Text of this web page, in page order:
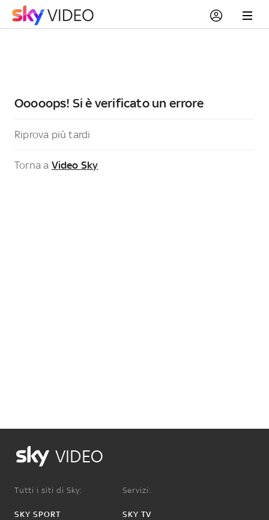
Ooooops! Si è verificato un errore
Riprova più tardi
Torna a Video Sky
VIDEO
Tutti i siti di Sky:
SKY SPORT
Servizi:
SKY TV